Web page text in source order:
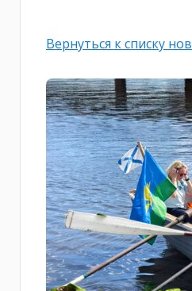
Вернуться к списку